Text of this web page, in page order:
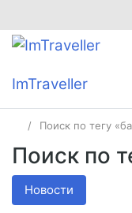
ImTraveller
Поиск по тегу
Поиск по
Новости